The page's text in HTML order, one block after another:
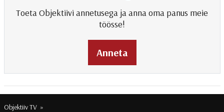
Toeta Objektiivi annetusega ja anna oma panus meie
töösse!
Anneta
Objektiiv TV»